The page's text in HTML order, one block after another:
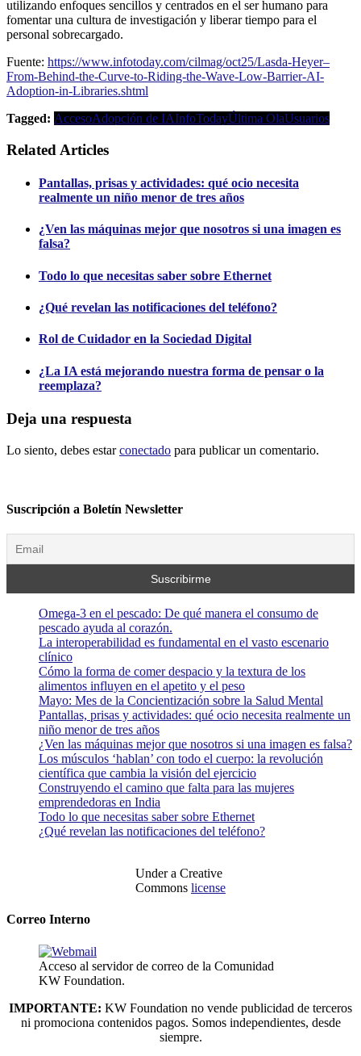
utilizando enfoques sencillos y centrados en el ser humano para
fomentar una cultura de investigación y liberar tiempo para el
personal sobrecargado.
Fuente: https://www.infotoday.com/cilmag/oct25/Lasda-Heyer–
From-Behind-the-Curve-to-Riding-the-Wave-Low-Barrier-AI-
Adoption-in-Libraries.shtml
Tagged: AccesoAdopción de IAInfoTodayÚltima OlaUsuarios
Related Articles
Pantallas, prisas y actividades: qué ocio necesita
realmente un niño menor de tres años
¿Ven las máquinas mejor que nosotros si una imagen es
falsa?
Todo lo que necesitas saber sobre Ethernet
¿Qué revelan las notificaciones del teléfono?
Rol de Cuidador en la Sociedad Digital
¿La IA está mejorando nuestra forma de pensar o la
reemplaza?
Deja una respuesta
Lo siento, debes estarconectado para publicar un comentario.
Suscripción a Boletín Newsletter
Omega-3 en el pescado: De qué manera el consumo de
pescado ayuda al corazón.
La interoperabilidad es fundamental en el vasto escenario
clínico
Cómo la forma de comer despacio y la textura de los
alimentos influyen en el apetito y el peso
Mayo: Mes de la Concientización sobre la Salud Mental
Pantallas, prisas y actividades: qué ocio necesita realmente un
niño menor de tres años
¿Ven las máquinas mejor que nosotros si una imagen es falsa?
Los músculos ‘hablan’ con todo el cuerpo: la revolución
científica que cambia la visión del ejercicio
Construyendo el camino que falta para las mujeres
emprendedoras en India
Todo lo que necesitas saber sobre Ethernet
¿Qué revelan las notificaciones del teléfono?
Under a Creative
Commons license
Correo Interno
Acceso al servidor de correo de la Comunidad
KW Foundation.
IMPORTANTE: KW Foundation no vende publicidad de terceros
ni promociona contenidos pagos. Somos independientes, desde
siempre.